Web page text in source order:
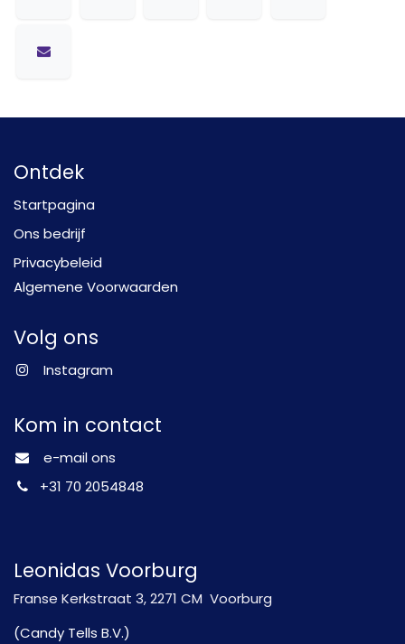
Ontdek
Startpagina
Ons bedrijf
Privacybeleid
Algemene Voorwaarden
Volg ons
Instagram
Kom in contact
e-mail ons
+31 70 2054848
Leonidas Voorburg
Franse Kerkstraat 3, 2271 CM Voorburg
(Candy Tells B.V.)